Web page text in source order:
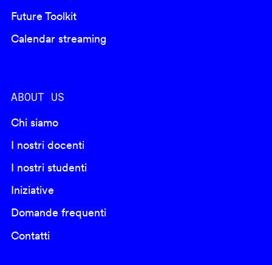
Future Toolkit
Calendar streaming
ABOUT US
Chi siamo
I nostri docenti
I nostri studenti
Iniziative
Domande frequenti
Contatti